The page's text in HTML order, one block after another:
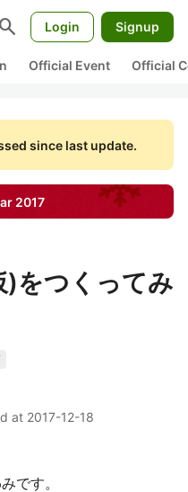
search Login Signup
Official Event Official
since last update.
2017
をつくってみ
at 2017-12-18
です。